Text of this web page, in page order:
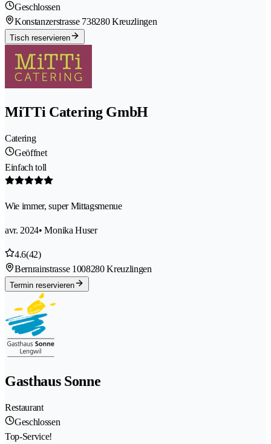
Geschlossen
Konstanzerstrasse 738280 Kreuzlingen
Tisch reservieren
MiTTi Catering GmbH
Catering
Geöffnet
Einfach toll
Wie immer, super Mittagsmenue
avr. 2024• Monika Huser
4.6(42)
Bernrainstrasse 1008280 Kreuzlingen
Termin reservieren
Gasthaus Sonne
Restaurant
Geschlossen
Top-Service!